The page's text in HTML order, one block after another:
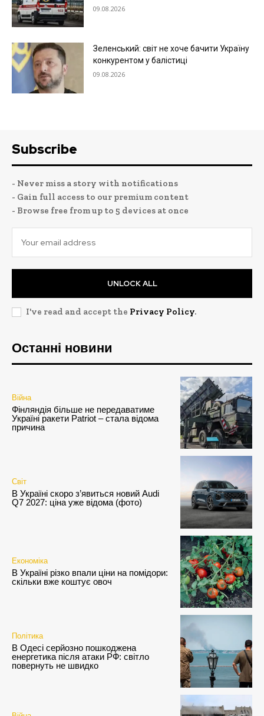
09.08.2026
Зеленський: світ не хоче бачити Україну
конкурентом у балістиці
09.08.2026
Subscribe
- Never miss a story with notifications
- Gain full access to our premium content
- Browse free from up to 5 devices at once
UNLOCK ALL
I've read and accept the Privacy Policy.
Останні новини
Війна
Фінляндія більше не передаватиме
Україні ракети Patriot – стала відома
причина
Світ
В Україні скоро з’явиться новий Audi
Q7 2027: ціна уже відома (фото)
Економіка
В Україні різко впали ціни на помідори:
скільки вже коштує овоч
Політика
В Одесі серйозно пошкоджена
енергетика після атаки РФ: світло
повернуть не швидко